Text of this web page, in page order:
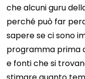
che alcuni guru
perché può far
sapere se ci sono
programma prima
e fonti che si